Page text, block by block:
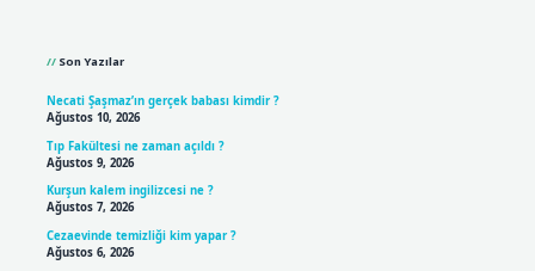
Son Yazılar
Necati Şaşmaz’ın gerçek babası kimdir ?
Ağustos 10, 2026
Tıp Fakültesi ne zaman açıldı ?
Ağustos 9, 2026
Kurşun kalem ingilizcesi ne ?
Ağustos 7, 2026
Cezaevinde temizliği kim yapar ?
Ağustos 6, 2026